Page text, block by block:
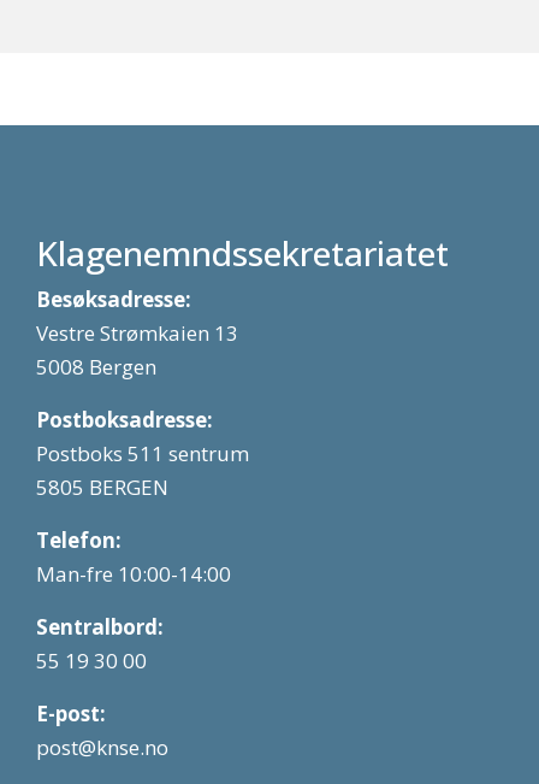
Klagenemndssekretariatet
Besøksadresse:
Vestre Strømkaien 13
5008 Bergen
Postboksadresse:
Postboks 511 sentrum
5805 BERGEN
Telefon:
Man-fre 10:00-14:00
Sentralbord:
55 19 30 00
E-post:
post@knse.no